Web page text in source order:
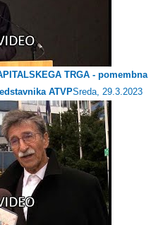
TRGA - pomembna
ATVPSreda, 29.3.2023